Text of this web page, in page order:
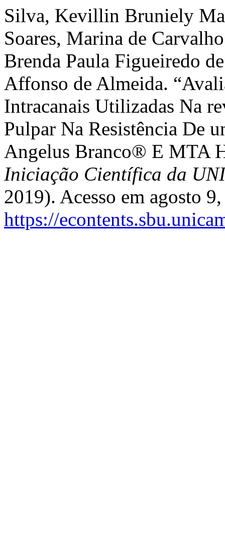
Silva, Kevillin Bruniely
Soares, Marina de
Brenda Paula Figueiredo
Affonso de Almeida.
Intracanais Utilizadas Na
Pulpar Na Resistência De
Angelus Branco® E MTA
Iniciação Científica da
2019). Acesso em agosto
https://